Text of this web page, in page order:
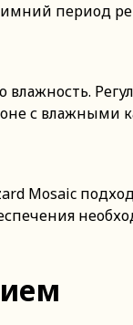
период
влажность.
с влажными
Mosaic